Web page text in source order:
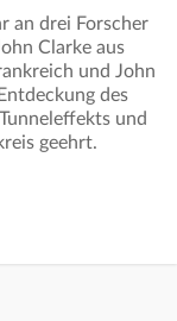
an drei Forscher
Clarke aus
und John
des
und
geehrt.